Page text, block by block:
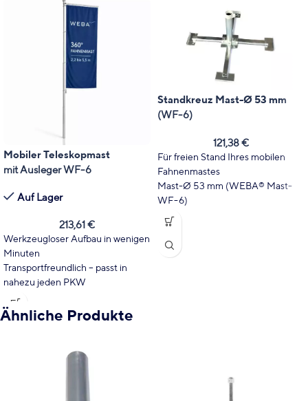
Mobiler Teleskopmast
mit Ausleger WF-6
Auf Lager
213,61€
Werkzeugloser Aufbau in wenigen
Minuten
Transportfreundlich – passt in
nahezu jeden PKW
Stufenlos höhenverstellbar von
2,5 bis 5,5 m
Für Innen- und Außeneinsätze
Mast-Durchmesser 36 mm (oben)
Standkreuz Mast-Ø 53 mm
(WF-6)
121,38€
Für freien Stand Ihres mobilen
Fahnenmastes
Mast-Ø 53 mm (WEBA® Mast-
WF-6)
Passend für 4 Betonplatten 40 x
40 cm*
In Einzelteile zerlegbar
Ähnliche Produkte